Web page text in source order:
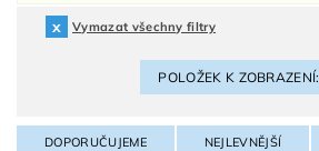
Vymazat všechny filtry
POLOŽEK K ZOBRAZENÍ:
DOPORUČUJEME NEJLEVNĚJŠÍ